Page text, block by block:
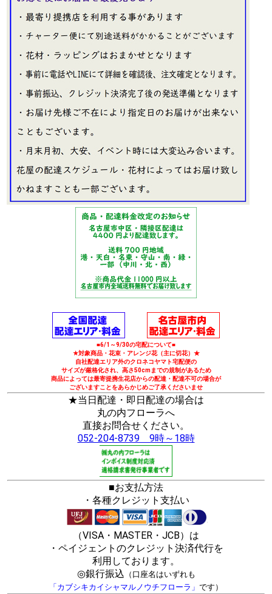
■6/1～9/30の宅配について■
★対象商品・花束・アレンジ花（主に切花）★
自社配達エリア外のクロネコヤマト宅配便の
サイズが厳格化され、高さ50cmまでの規制があるため
商品によっては最寄提携生花店からの配達・配達不可の場合が
ございますことをあらかじめご了承くださいませ
★当日配達・即日配達の場合は
丸の内フローラへ
直接お問合せください。
052-204-8739 9時～18時
■お支払方法
・各種クレジット支払い
（VISA・MASTER・JCB）は
・ペイジェントのクレジット決済代行を
利用しております。
◎銀行振込 （口座名はいずれも
「カブシキカイシャマルノウチフローラ」 です）